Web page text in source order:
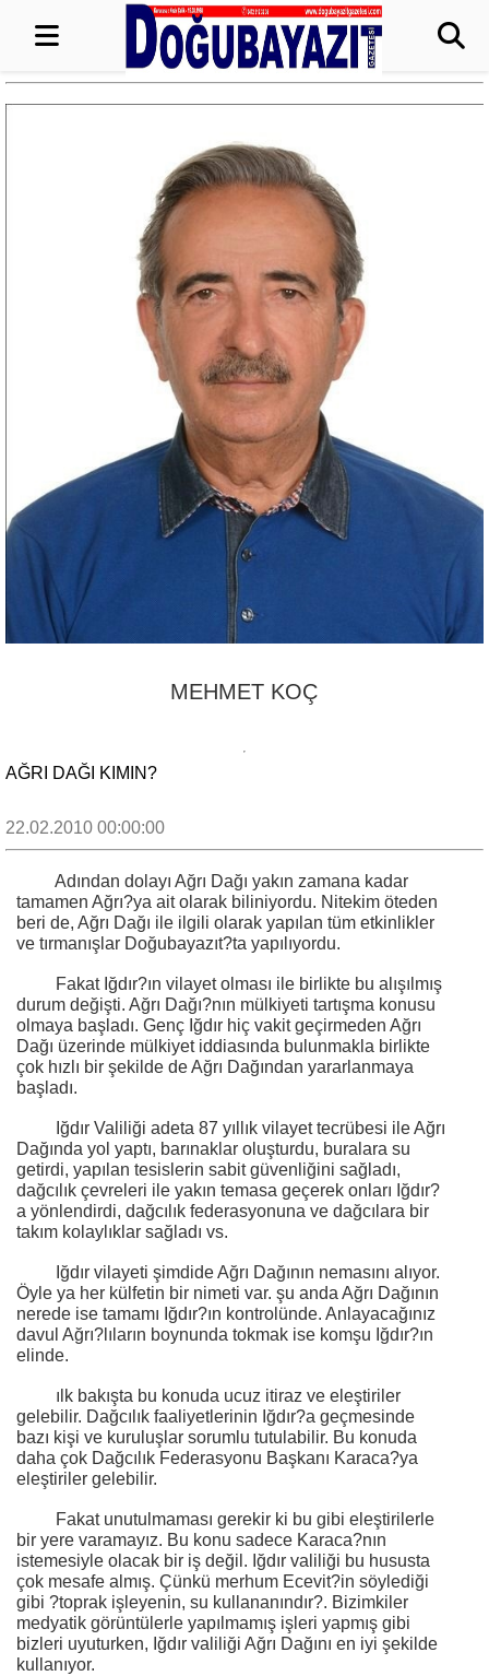
MEHMET KOÇ
AĞRI DAĞI KIMIN?
22.02.2010 00:00:00
Adından dolayı Ağrı Dağı yakın zamana kadar
tamamen Ağrı?ya ait olarak biliniyordu. Nitekim öteden
beri de, Ağrı Dağı ile ilgili olarak yapılan tüm etkinlikler
ve tırmanışlar Doğubayazıt?ta yapılıyordu.
Fakat Iğdır?ın vilayet olması ile birlikte bu alışılmış
durum değişti. Ağrı Dağı?nın mülkiyeti tartışma konusu
olmaya başladı. Genç Iğdır hiç vakit geçirmeden Ağrı
Dağı üzerinde mülkiyet iddiasında bulunmakla birlikte
çok hızlı bir şekilde de Ağrı Dağından yararlanmaya
başladı.
Iğdır Valiliği adeta 87 yıllık vilayet tecrübesi ile Ağrı
Dağında yol yaptı, barınaklar oluşturdu, buralara su
getirdi, yapılan tesislerin sabit güvenliğini sağladı,
dağcılık çevreleri ile yakın temasa geçerek onları Iğdır?
a yönlendirdi, dağcılık federasyonuna ve dağcılara bir
takım kolaylıklar sağladı vs.
Iğdır vilayeti şimdide Ağrı Dağının nemasını alıyor.
Öyle ya her külfetin bir nimeti var. şu anda Ağrı Dağının
nerede ise tamamı Iğdır?ın kontrolünde. Anlayacağınız
davul Ağrı?lıların boynunda tokmak ise komşu Iğdır?ın
elinde.
ılk bakışta bu konuda ucuz itiraz ve eleştiriler
gelebilir. Dağcılık faaliyetlerinin Iğdır?a geçmesinde
bazı kişi ve kuruluşlar sorumlu tutulabilir. Bu konuda
daha çok Dağcılık Federasyonu Başkanı Karaca?ya
eleştiriler gelebilir.
Fakat unutulmaması gerekir ki bu gibi eleştirilerle
bir yere varamayız. Bu konu sadece Karaca?nın
istemesiyle olacak bir iş değil. Iğdır valiliği bu hususta
çok mesafe almış. Çünkü merhum Ecevit?in söylediği
gibi ?toprak işleyenin, su kullananındır?. Bizimkiler
medyatik görüntülerle yapılmamış işleri yapmış gibi
bizleri uyuturken, Iğdır valiliği Ağrı Dağını en iyi şekilde
kullanıyor.